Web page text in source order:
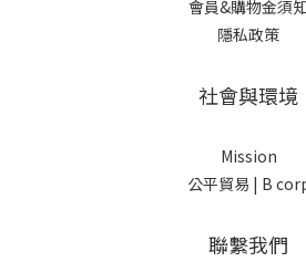
會員&購物金須
隱私政策
社會與環境
Mission
公平貿易 | B
聯繫我們